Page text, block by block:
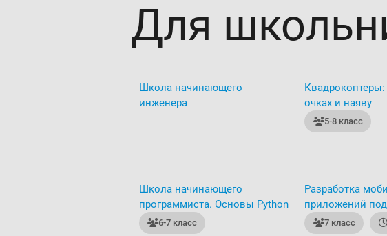
Для
Школа начинающего
инженера
очках и наяву
5-8 класс
Школа начинающего
программиста. Основы Python
6-7 класс
Разработка
приложений
7 класс